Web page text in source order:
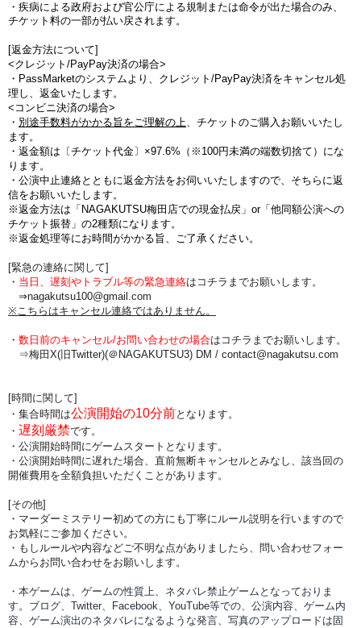
・疾病による政府および官公庁による規制または命令が出た場合のみ、
チケット料の一部が払い戻されます。
[返金方法について]
<クレジット/PayPay決済の場合>
・PassMarketのシステムより、クレジット/PayPay決済をキャンセル処
理し、返金いたします。
<コンビニ決済の場合>
・ 別途手数料がかかる旨をご理解の上、チケットのご購入お願いいたし
ます。
・ 返金額は〔チケット代金〕×97.6%（※100円未満の端数切捨て ）にな
ります。
・公演中止連絡とともに返金方法をお伺いいたしますので、そちらに返
信をお願いいたします。
※返金方法は「NAGAKUTSU梅田店での現金払戻」or「他同額公演への
チケット振替」の2種類になります。
※返金処理等にお時間がかかる旨、ご了承ください。
[緊急の連絡に関して]
・ 当日、遅刻やトラブル等の緊急連絡はコチラまでお願いします。
⇒nagakutsu100@gmail.com
※こちらはキャンセル連絡ではありません。
・ 数日前のキャンセル/お問い合わせの場合は コチラまでお願いします。
⇒梅田X(旧Twitter)(＠NAGAKUTSU3) DM / contact@nagakutsu.com
[時間に関して]
・集合時間は公演開始の10分前となります。
・ 遅刻厳禁です。
・公演開始時間にゲームスタートとなります。
・公演開始時間に遅れた場合、直前無断キャンセルとみなし、該当回の
開催費用を全額負担いただくことがあります。
[その他]
・マーダーミステリー初めての方にも丁寧にルール説明を行いますので
お気軽にご参加ください。
・もしルールや内容などご不明な点がありましたら、問い合わせフォー
ムからお問い合わせをお願いします。
・本ゲームは、ゲームの性質上、ネタバレ禁止ゲームとなっておりま
す。ブログ、Twitter、Facebook、YouTube等での、 公演内容、 ゲーム内
容、ゲーム演出のネタバレになるような発言、写真のアップロードは固